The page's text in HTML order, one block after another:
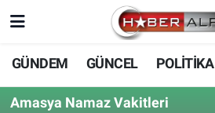
GÜNDEM GÜNCEL POLİTİKA
Amasya Namaz Vakitleri
Nöbetçi Eczaneler
Hava Durumu